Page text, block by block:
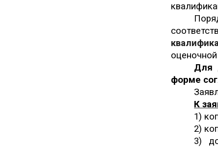
Для
форме
К
1)
2)
3)